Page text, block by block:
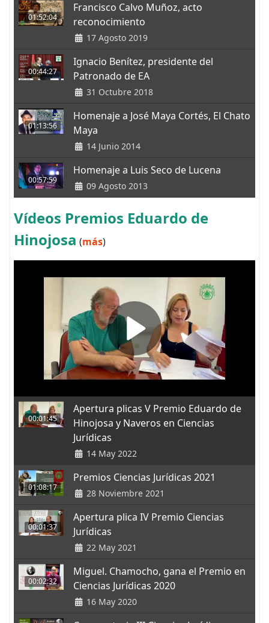
01:52:04
Francisco Calvo Muñoz, acto
reconocimiento
17 Agosto 2019
00:44:27
Ignacio Benítez, presidente del
Patronado de EA
31 Octubre 2018
01:13:56
Homenaje a José Maya Cortés, El Chato
Maya
14 Junio 2014
00:57:59
Homenaje a Luis Seco de Lucena
09 Agosto 2013
Vídeos Premios Eduardo de
Hinojosa (más)
00:01:45
Apertura plicas V Premio Eduardo de
Hinojosa y Naveros en Ciencias
Jurídicas
14 May 2022
01:08:17
Premios Ciencias Jurídicas 2021
28 Noviembre 2021
00:01:37
Apertura plica IV Premio Ciencias
Jurídicas
22 May 2021
00:02:32
Miguel. Chamocho, gana el Premio en
Ciencias Jurídicas 2020
16 May 2020